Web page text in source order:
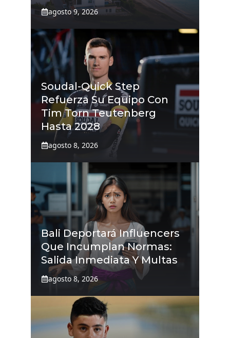
agosto 9, 2026
Soudal-Quick Step
Refuerza Su Equipo Con
Tim Torn Teutenberg
Hasta 2028
agosto 8, 2026
Bali Deportará Influencers
Que Incumplan Normas:
Salida Inmediata Y Multas
agosto 8, 2026